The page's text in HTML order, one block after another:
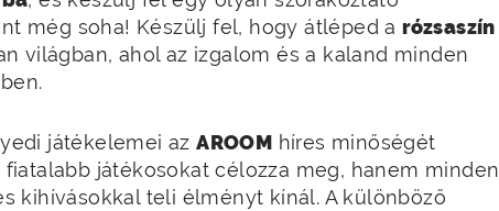
még soha! Készülj fel, hogy átléped arózsaszín
világban, ahol az izgalom és a kaland minden
játékelemei azAROOM híres minőségét
játékosokat célozza meg, hanem minden
kihívásokkal teli élményt kínál. A különböző